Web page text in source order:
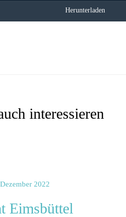
Herunterladen
interessieren
2022
Eimsbüttel